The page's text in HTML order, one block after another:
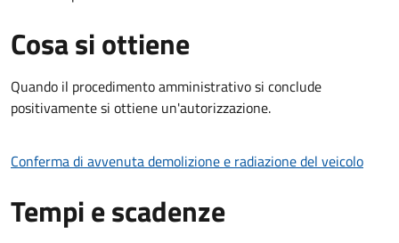
Cosa si ottiene
Quando il procedimento amministrativo si conclude
positivamente si ottiene un'autorizzazione.
Conferma di avvenuta demolizione e radiazione del veicolo
Tempi e scadenze